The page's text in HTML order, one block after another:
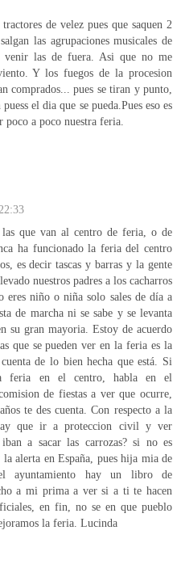
de velez pues que saquen 2
las agrupaciones musicales de
venir las de fuera. Asi que no me
Y los fuegos de la procesion
comprados... pues se tiran y punto,
el dia que se pueda.Pues eso es
a poco nuestra feria.
que van al centro de feria, o de
ha funcionado la feria del centro
es decir tascas y barras y la gente
nuestros padres a los cacharros
eres niño o niña solo sales de día a
de marcha ni se sabe y se levanta
su gran mayoria. Estoy de acuerdo
que se pueden ver en la feria es la
de lo bien hecha que está. Si
feria en el centro, habla en el
de fiestas a ver que ocurre,
te des cuenta. Con respecto a la
que ir a proteccion civil y ver
a sacar las carrozas? si no es
alerta en España, pues hija mia de
hay un libro de
a mi prima a ver si a ti te hacen
en fin, no se en que pueblo
la feria. Lucinda